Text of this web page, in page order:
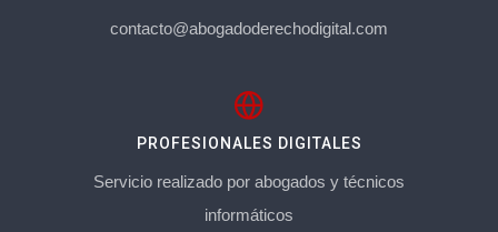
contacto@abogadoderechodigital.com
PROFESIONALES DIGITALES
Servicio realizado por abogados y técnicos
informáticos